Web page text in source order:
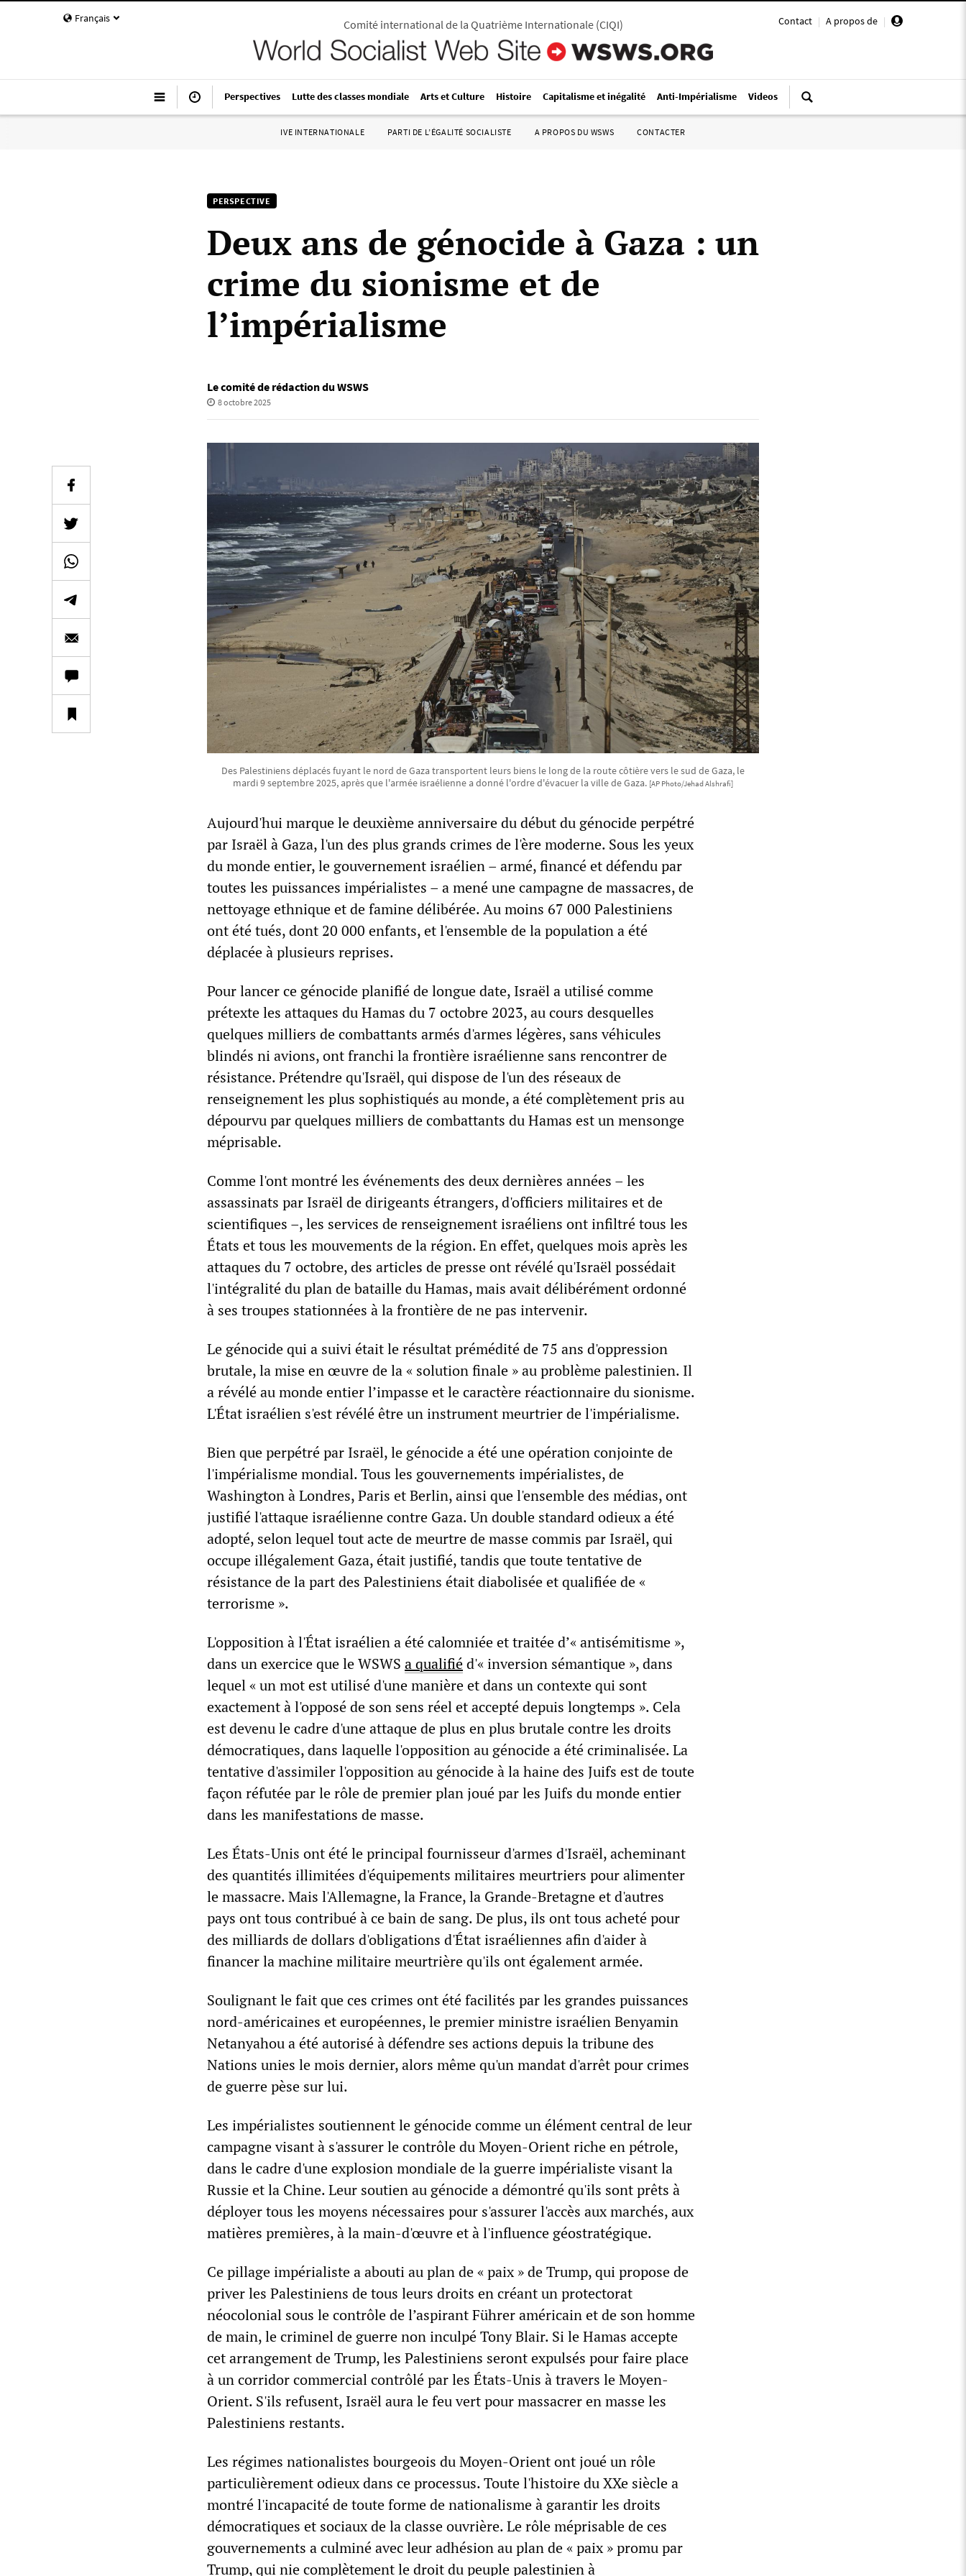
Français Contact | A propos de |
Comité international de la Quatrième Internationale(CIQI)
Perspectives Lutte des classes mondiale Arts et Culture Histoire Capitalisme et inégalité Anti-Impérialisme Videos
IVE INTERNATIONALE PARTI DE L’ÉGALITÉ SOCIALISTE A PROPOS DU WSWS CONTACTER
PERSPECTIVE
Deux ans de génocide à Gaza : un
crime du sionisme et de
l’impérialisme
Le comité de rédaction du WSWS
8 octobre 2025
Des Palestiniens déplacés fuyant le nord de Gaza transportent leurs biens le long de la route côtière vers le sud de Gaza, le
mardi 9 septembre 2025, après que l'armée israélienne a donné l'ordre d'évacuer la ville de Gaza. [AP Photo/Jehad Alshrafi]
Aujourd'hui marque le deuxième anniversaire du début du génocide perpétré
par Israël à Gaza, l'un des plus grands crimes de l'ère moderne. Sous les yeux
du monde entier, le gouvernement israélien – armé, financé et défendu par
toutes les puissances impérialistes – a mené une campagne de massacres, de
nettoyage ethnique et de famine délibérée. Au moins 67 000 Palestiniens
ont été tués, dont 20 000 enfants, et l'ensemble de la population a été
déplacée à plusieurs reprises.
Pour lancer ce génocide planifié de longue date, Israël a utilisé comme
prétexte les attaques du Hamas du 7 octobre 2023, au cours desquelles
quelques milliers de combattants armés d'armes légères, sans véhicules
blindés ni avions, ont franchi la frontière israélienne sans rencontrer de
résistance. Prétendre qu'Israël, qui dispose de l'un des réseaux de
renseignement les plus sophistiqués au monde, a été complètement pris au
dépourvu par quelques milliers de combattants du Hamas est un mensonge
méprisable.
Comme l'ont montré les événements des deux dernières années – les
assassinats par Israël de dirigeants étrangers, d'officiers militaires et de
scientifiques –, les services de renseignement israéliens ont infiltré tous les
États et tous les mouvements de la région. En effet, quelques mois après les
attaques du 7 octobre, des articles de presse ont révélé qu'Israël possédait
l'intégralité du plan de bataille du Hamas, mais avait délibérément ordonné
à ses troupes stationnées à la frontière de ne pas intervenir.
Le génocide qui a suivi était le résultat prémédité de 75 ans d'oppression
brutale, la mise en œuvre de la « solution finale » au problème palestinien. Il
a révélé au monde entier l’impasse et le caractère réactionnaire du sionisme.
L'État israélien s'est révélé être un instrument meurtrier de l'impérialisme.
Bien que perpétré par Israël, le génocide a été une opération conjointe de
l'impérialisme mondial. Tous les gouvernements impérialistes, de
Washington à Londres, Paris et Berlin, ainsi que l'ensemble des médias, ont
justifié l'attaque israélienne contre Gaza. Un double standard odieux a été
adopté, selon lequel tout acte de meurtre de masse commis par Israël, qui
occupe illégalement Gaza, était justifié, tandis que toute tentative de
résistance de la part des Palestiniens était diabolisée et qualifiée de «
terrorisme ».
L'opposition à l'État israélien a été calomniée et traitée d’« antisémitisme »,
dans un exercice que le WSWS a qualifiéd'« inversion sémantique », dans
lequel « un mot est utilisé d'une manière et dans un contexte qui sont
exactement à l'opposé de son sens réel et accepté depuis longtemps ». Cela
est devenu le cadre d'une attaque de plus en plus brutale contre les droits
démocratiques, dans laquelle l'opposition au génocide a été criminalisée. La
tentative d'assimiler l'opposition au génocide à la haine des Juifs est de toute
façon réfutée par le rôle de premier plan joué par les Juifs du monde entier
dans les manifestations de masse.
Les États-Unis ont été le principal fournisseur d'armes d'Israël, acheminant
des quantités illimitées d'équipements militaires meurtriers pour alimenter
le massacre. Mais l'Allemagne, la France, la Grande-Bretagne et d'autres
pays ont tous contribué à ce bain de sang. De plus, ils ont tous acheté pour
des milliards de dollars d'obligations d'État israéliennes afin d'aider à
financer la machine militaire meurtrière qu'ils ont également armée.
Soulignant le fait que ces crimes ont été facilités par les grandes puissances
nord-américaines et européennes, le premier ministre israélien Benyamin
Netanyahou a été autorisé à défendre ses actions depuis la tribune des
Nations unies le mois dernier, alors même qu'un mandat d'arrêt pour crimes
de guerre pèse sur lui.
Les impérialistes soutiennent le génocide comme un élément central de leur
campagne visant à s'assurer le contrôle du Moyen-Orient riche en pétrole,
dans le cadre d'une explosion mondiale de la guerre impérialiste visant la
Russie et la Chine. Leur soutien au génocide a démontré qu'ils sont prêts à
déployer tous les moyens nécessaires pour s'assurer l'accès aux marchés, aux
matières premières, à la main-d'œuvre et à l'influence géostratégique.
Ce pillage impérialiste a abouti au plan de « paix » de Trump, qui propose de
priver les Palestiniens de tous leurs droits en créant un protectorat
néocolonial sous le contrôle de l’aspirant Führer américain et de son homme
de main, le criminel de guerre non inculpé Tony Blair. Si le Hamas accepte
cet arrangement de Trump, les Palestiniens seront expulsés pour faire place
à un corridor commercial contrôlé par les États-Unis à travers le Moyen-
Orient. S'ils refusent, Israël aura le feu vert pour massacrer en masse les
Palestiniens restants.
Les régimes nationalistes bourgeois du Moyen-Orient ont joué un rôle
particulièrement odieux dans ce processus. Toute l'histoire du XXe siècle a
montré l'incapacité de toute forme de nationalisme à garantir les droits
démocratiques et sociaux de la classe ouvrière. Le rôle méprisable de ces
gouvernements a culminé avec leur adhésion au plan de « paix » promu par
Trump, qui nie complètement le droit du peuple palestinien à